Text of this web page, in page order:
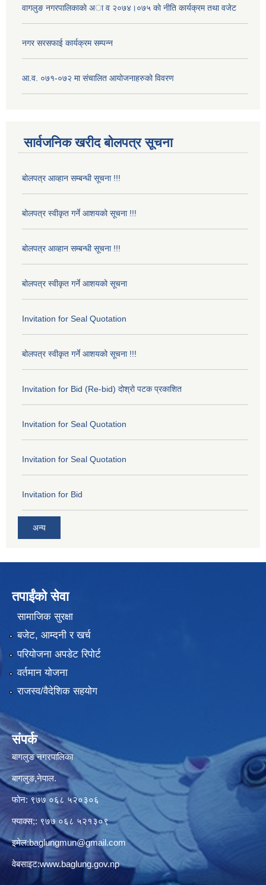
वागलुङ नगरपालिकाकाे अा‍ व २०७४।०७५ काे नीति कार्यक्रम तथा वजेट
नगर सरसफाई कार्यक्रम सम्पन्न
आ.व. ०७१-०७२ मा संचालित आयोजनाहरुको विवरण
सार्वजनिक खरीद बोलपत्र सूचना
बोलपत्र आव्हान सम्बन्धी सूचना !!!
बोलपत्र स्वीकृत गर्ने आशयको सूचना !!!
बोलपत्र आव्हान सम्बन्धी सूचना !!!
बोलपत्र स्वीकृत गर्ने आशयको सूचना
Invitation for Seal Quotation
बोलपत्र स्वीकृत गर्ने आशयको सूचना !!!
Invitation for Bid (Re-bid) दोश्रो पटक प्रकाशित
Invitation for Seal Quotation
Invitation for Seal Quotation
Invitation for Bid
अन्य
तपाईंको सेवा
सामाजिक सुरक्षा
बजेट, आम्दनी र खर्च
परियोजना अपडेट रिपोर्ट
वर्तमान योजना
राजस्व/वैदेशिक सहयोग
संपर्क
बागलुङ नगरपालिका
बागलुङ,नेपाल.
फोन: ९७७ ०६८ ५२०३०६
फ्याक्स;: ९७७ ०६८ ५२१३०९
इमेल:baglungmun@gmail.com
वेबसाइट:www.baglung.gov.np